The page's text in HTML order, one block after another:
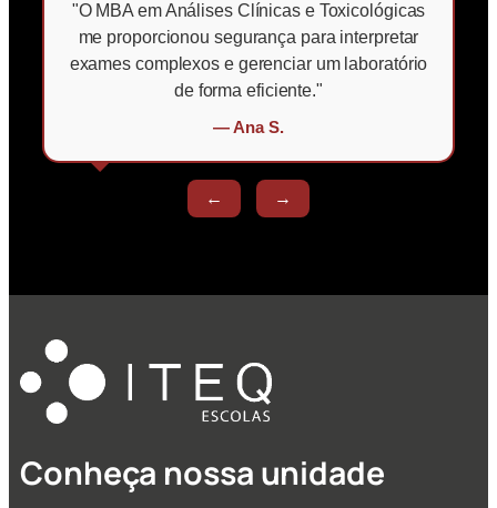
"O MBA em Análises Clínicas e Toxicológicas
me proporcionou segurança para interpretar
exames complexos e gerenciar um laboratório
de forma eficiente."
— Ana S.
← →
Conheça nossa unidade